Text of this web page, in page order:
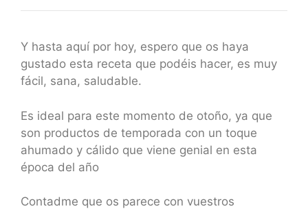
Y hasta aquí por hoy, espero que os haya
gustado esta receta que podéis hacer, es muy
fácil, sana, saludable.
Es ideal para este momento de otoño, ya que
son productos de temporada con un toque
ahumado y cálido que viene genial en esta
época del año
Contadme que os parece con vuestros